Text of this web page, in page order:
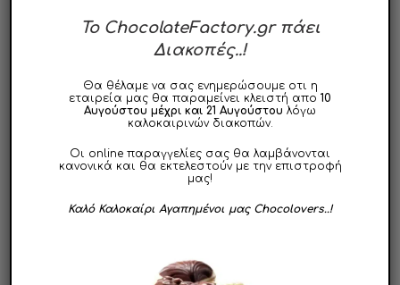
ΠΟΙΟΙ ΕΙΜΑΣΤΕ
Ποιοι Είμαστε
Η Φιλοσοφία μας
Ηλεκτρονικό Κατάστημα
Χονδρική
Ποιότητα | Πιστοποίηση ISO
Ιστορικό Παραγγελιών
To ChocolateFactory.gr πάει
Διακοπές..!
Θα θέλαμε να σας ενημερώσουμε οτι η
εταιρεία μας θα παραμείνει κλειστή απο 10
Αυγούστου μέχρι και 21 Αυγούστου λόγω
καλοκαιρινών διακοπών.
Οι online παραγγελίες σας θα λαμβάνονται
κανονικά και θα εκτελεστούν με την επιστροφή
μας!
Καλό Καλοκαίρι Αγαπημένοι μας Chocolovers..!